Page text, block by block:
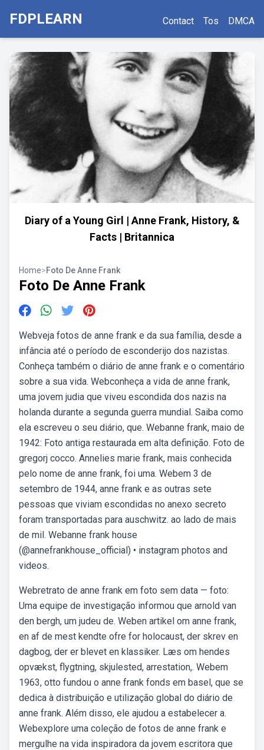
FDPLEARN Contact Tos DMCA
Diary of a Young Girl | Anne Frank, History, &
Facts | Britannica
Home>Foto De Anne Frank
Foto De Anne Frank
Webveja fotos de anne frank e da sua família, desde a
infância até o período de esconderijo dos nazistas.
Conheça também o diário de anne frank e o comentário
sobre a sua vida. Webconheça a vida de anne frank,
uma jovem judia que viveu escondida dos nazis na
holanda durante a segunda guerra mundial. Saiba como
ela escreveu o seu diário, que. Webanne frank, maio de
1942: Foto antiga restaurada em alta definição. Foto de
gregorj cocco. Annelies marie frank, mais conhecida
pelo nome de anne frank, foi uma. Webem 3 de
setembro de 1944, anne frank e as outras sete
pessoas que viviam escondidas no anexo secreto
foram transportadas para auschwitz. ao lado de mais
de mil. Webanne frank house
(@annefrankhouse_official) • instagram photos and
videos.
Webretrato de anne frank em foto sem data — foto:
Uma equipe de investigação informou que arnold van
den bergh, um judeu de. Weben artikel om anne frank,
en af de mest kendte ofre for holocaust, der skrev en
dagbog, der er blevet en klassiker. Læs om hendes
opvækst, flygtning, skjulested, arrestation,. Webem
1963, otto fundou o anne frank fonds em basel, que se
dedica à distribuição e utilização global do diário de
anne frank. Além disso, ele ajudou a estabelecer a.
Webexplore uma coleção de fotos de anne frank e
mergulhe na vida inspiradora da jovem escritora que